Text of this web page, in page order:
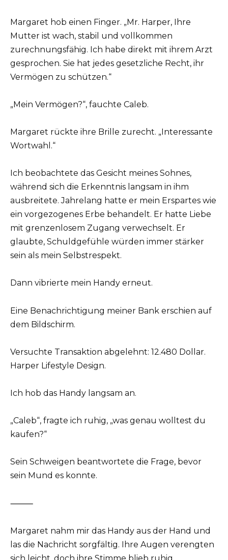
Margaret hob einen Finger. „Mr. Harper, Ihre
Mutter ist wach, stabil und vollkommen
zurechnungsfähig. Ich habe direkt mit ihrem Arzt
gesprochen. Sie hat jedes gesetzliche Recht, ihr
Vermögen zu schützen.“
„Mein Vermögen?“, fauchte Caleb.
Margaret rückte ihre Brille zurecht. „Interessante
Wortwahl.“
Ich beobachtete das Gesicht meines Sohnes,
während sich die Erkenntnis langsam in ihm
ausbreitete. Jahrelang hatte er mein Erspartes wie
ein vorgezogenes Erbe behandelt. Er hatte Liebe
mit grenzenlosem Zugang verwechselt. Er
glaubte, Schuldgefühle würden immer stärker
sein als mein Selbstrespekt.
Dann vibrierte mein Handy erneut.
Eine Benachrichtigung meiner Bank erschien auf
dem Bildschirm.
Versuchte Transaktion abgelehnt: 12.480 Dollar.
Harper Lifestyle Design.
Ich hob das Handy langsam an.
„Caleb“, fragte ich ruhig, „was genau wolltest du
kaufen?“
Sein Schweigen beantwortete die Frage, bevor
sein Mund es konnte.
⸻
Margaret nahm mir das Handy aus der Hand und
las die Nachricht sorgfältig. Ihre Augen verengten